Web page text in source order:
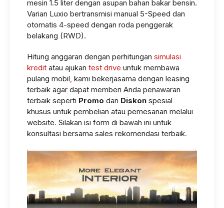
mesin 1.5 liter dengan asupan bahan bakar bensin.
Varian Luxio bertransmisi manual 5-Speed dan
otomatis 4-speed dengan roda penggerak
belakang (RWD).
Hitung anggaran dengan perhitungan simulasi
kredit atau ajukan test drive untuk membawa
pulang mobil, kami bekerjasama dengan leasing
terbaik agar dapat memberi Anda penawaran
terbaik seperti Promo dan Diskon spesial
khusus untuk pembelian atau pemesanan melalui
website. Silakan isi form di bawah ini untuk
konsultasi bersama sales rekomendasi terbaik.